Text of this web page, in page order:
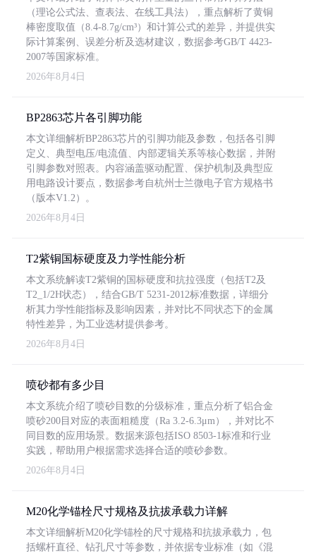
（理论公式法、查表法、在线工具法），重点解析了黄铜
棒密度取值（8.4-8.7g/cm³）和计算公式的差异，并提供实
际计算案例、误差分析及选材建议，数据参考GB/T 4423-
2007等国家标准。
2026年8月4日
BP2863芯片各引脚功能
本文详细解析BP2863芯片的引脚功能及参数，包括各引脚
定义、典型电压/电流值、内部逻辑关系等核心数据，并附
引脚参数对照表。内容涵盖驱动配置、保护机制及典型应
用电路设计要点，数据参考自杭州士兰微电子官方规格书
（版本V1.2）。
2026年8月4日
T2紫铜国标硬度及力学性能分析
本文系统解读T2紫铜的国标硬度和抗拉强度（包括T2及
T2_1/2H状态），结合GB/T 5231-2012标准数据，详细分
析其力学性能指标及影响因素，并对比不同状态下的金属
特性差异，为工业选材提供参考。
2026年8月4日
喷砂都有多少目
本文系统介绍了喷砂目数的分级标准，重点分析了铝合金
喷砂200目对应的表面粗糙度（Ra 3.2-6.3μm），并对比不
同目数的应用场景。数据来源包括ISO 8503-1标准和行业
实践，帮助用户根据需求选择合适的喷砂参数。
2026年8月4日
M20化学锚栓尺寸规格及抗拔承载力详解
本文详细解析M20化学锚栓的尺寸规格和抗拔承载力，包
括螺杆直径、钻孔尺寸等参数，并依据专业标准（如《混